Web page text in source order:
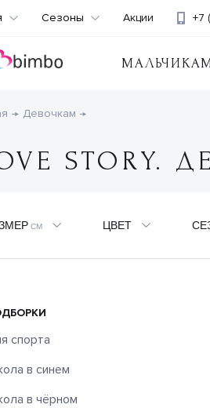
+7
Сезоны Акции
Девочкам
STORY.
СМ ЦВЕТ
спорта
в синем
в чёрном